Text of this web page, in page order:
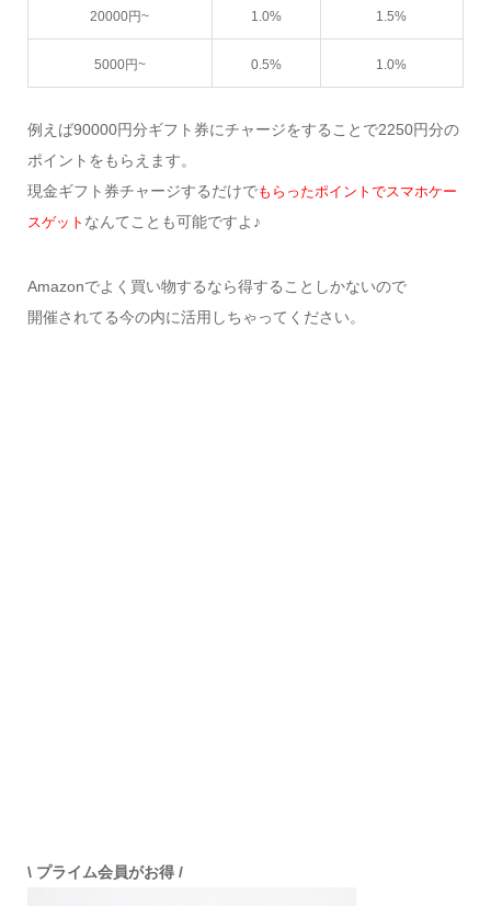
20000円~ 1.0% 1.5%
5000円~ 0.5% 1.0%
例えば90000円分ギフト券にチャージをすることで2250円分の
ポイントをもらえます。
現金ギフト券チャージするだけでもらったポイントでスマホケー
スゲット なんてことも可能ですよ♪
Amazonでよく買い物するなら得することしかないので
開催されてる今の内に活用しちゃってください。
\ プライム会員がお得 /